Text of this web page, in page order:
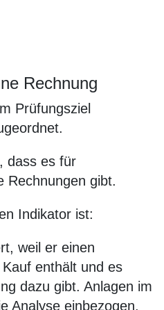
Rechnung
Prüfungsziel
dass es für
Rechnungen gibt.
Indikator ist:
weil er einen
enthält und es
dazu gibt. Anlagen im
Analyse einbezogen.